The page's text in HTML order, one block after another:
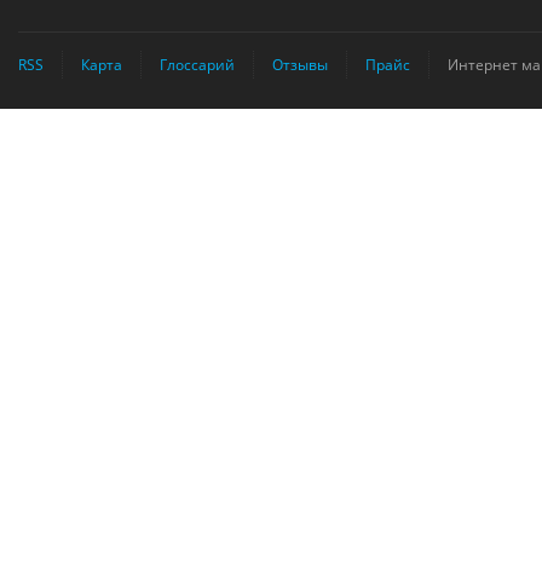
RSS Карта Глоссарий Отзывы Прайс Интернет